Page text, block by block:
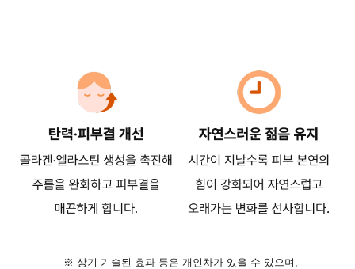
※ 상기 기술된 효과 등은 개인차가 있을 수 있으며,